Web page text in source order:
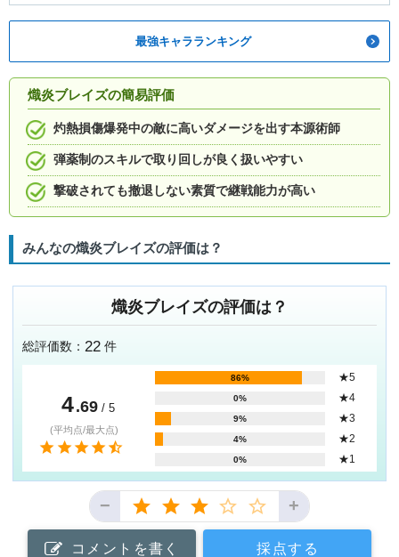
最強キャラランキング
熾炎ブレイズの簡易評価
灼熱損傷爆発中の敵に高いダメージを出す本源術師
弾薬制のスキルで取り回しが良く扱いやすい
撃破されても撤退しない素質で継戦能力が高い
みんなの熾炎ブレイズの評価は？
熾炎ブレイズの評価は？
総評価数： 22 件
4.69/ 5
(平均点/最大点)
86% ★5
0% ★4
9% ★3
4% ★2
0% ★1
− +
コメントを書く 採点する